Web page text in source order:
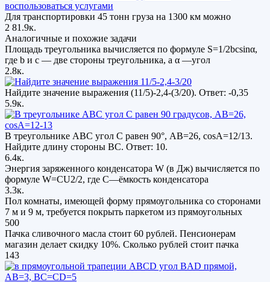
воспользоваться услугами
Для транспортировки 45 тонн груза на 1300 км можно
2 81.9к.
Аналогичные и похожие задачи
Площадь треугольника вычисляется по формуле S=1/2bcsinα,
где b и c — две стороны треугольника, а α —угол
2.8к.
Найдите значение выражения (11/5)-2,4-(3/20). Ответ: -0,35
5.9к.
В треугольнике ABC угол C равен 90°, AB=26, cosA=12/13.
Найдите длину стороны BC. Ответ: 10.
6.4к.
Энергия заряженного конденсатора W (в Дж) вычисляется по
формуле W=CU2/2, где C—ёмкость конденсатора
3.3к.
Пол комнаты, имеющей форму прямоугольника со сторонами
7 м и 9 м, требуется покрыть паркетом из прямоугольных
500
Пачка сливочного масла стоит 60 рублей. Пенсионерам
магазин делает скидку 10%. Сколько рублей стоит пачка
143